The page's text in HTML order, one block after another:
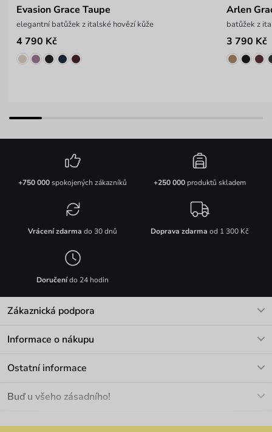
Evasion Grace Taupe
elegantní batůžek z italské hovězí kůže
4 790 Kč
Arlen
batůžek z
3 790 Kč
+750 000spokojených zákazníků +250 000produktů skladem
Vrácení zdarma do 30 dnů Doprava zdarma od 1 300 Kč
Doručenído 24 hodin
Zákaznická podpora
Informace o nákupu
Materiály a údržba
Ostatní informace
Velkoobchod
Buď u všeho zásadního!